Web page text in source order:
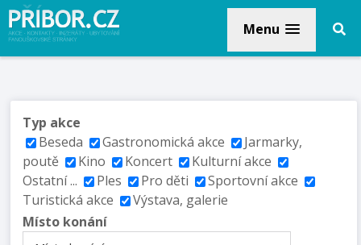
Menu
Typ akce
Beseda
Gastronomická akce
Jarmarky,
poutě
Kino Koncert
Kulturní akce
Ostatní ...
Ples Pro děti
Sportovní akce
Turistická akce
Výstava, galerie
Místo konání